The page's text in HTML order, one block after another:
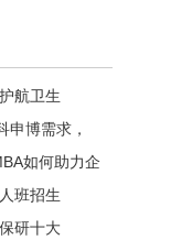
航卫生
申博需求，
如何助力企
班招生
研十大